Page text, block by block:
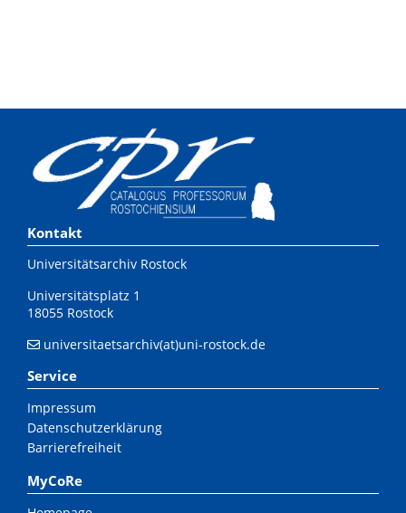
Kontakt
Universitätsarchiv Rostock
Universitätsplatz 1
18055 Rostock
universitaetsarchiv(at)uni-rostock.de
Service
Impressum
Datenschutzerklärung
Barrierefreiheit
MyCoRe